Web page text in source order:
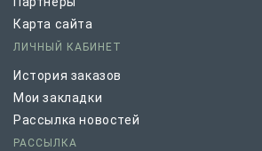
Карта сайта
ЛИЧНЫЙ КАБИНЕТ
История заказов
Мои закладки
Рассылка новостей
РАССЫЛКА